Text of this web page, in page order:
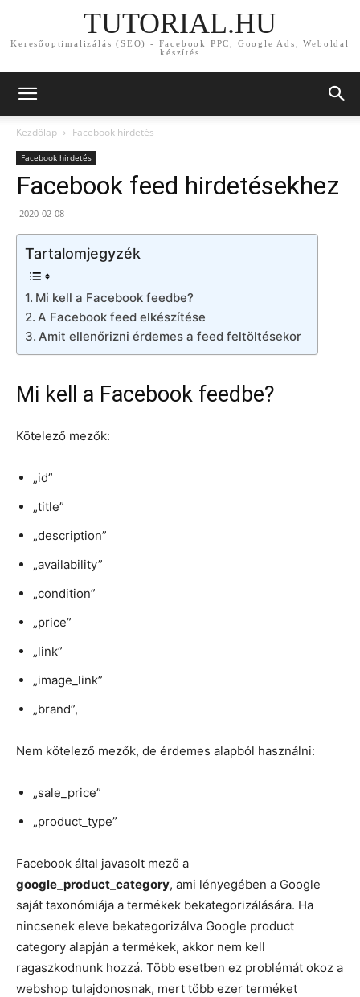
TUTORIAL.HU
Keresőoptimalizálás (SEO) - Facebook PPC, Google Ads, Weboldal
készítés
Kezdőlap Facebook hirdetés
Facebook hirdetés
Facebook feed hirdetésekhez
2020-02-08
Tartalomjegyzék
Mi kell a Facebook feedbe?
A Facebook feed elkészítése
Amit ellenőrizni érdemes a feed feltöltésekor
Mi kell a Facebook feedbe?
Kötelező mezők:
„id”
„title”
„description”
„availability”
„condition”
„price”
„link”
„image_link”
„brand”,
Nem kötelező mezők, de érdemes alapból használni:
„sale_price”
„product_type”
Facebook által javasolt mező a
google_product_category, ami lényegében a Google
saját taxonómiája a termékek bekategorizálására. Ha
nincsenek eleve bekategorizálva Google product
category alapján a termékek, akkor nem kell
ragaszkodnunk hozzá. Több esetben ez problémát okoz a
webshop tulajdonosnak, mert több ezer terméket